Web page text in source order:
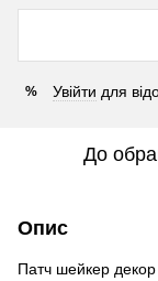
% Увійти для
До
Опис
Патч шейкер